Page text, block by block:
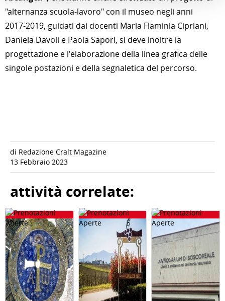
"alternanza scuola-lavoro" con il museo negli anni
2017-2019, guidati dai docenti Maria Flaminia Cipriani,
Daniela Davoli e Paola Sapori, si deve inoltre la
progettazione e l'elaborazione della linea grafica delle
singole postazioni e della segnaletica del percorso.
di Redazione Cralt Magazine
13 Febbraio 2023
attività correlate: